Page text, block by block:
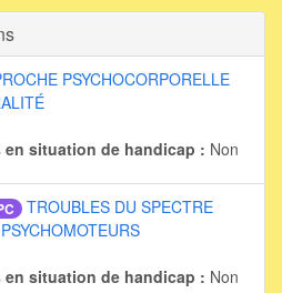
PSYCHOCORPORELLE
situation de handicap : Non
TROUBLES DU SPECTRE
situation de handicap : Non